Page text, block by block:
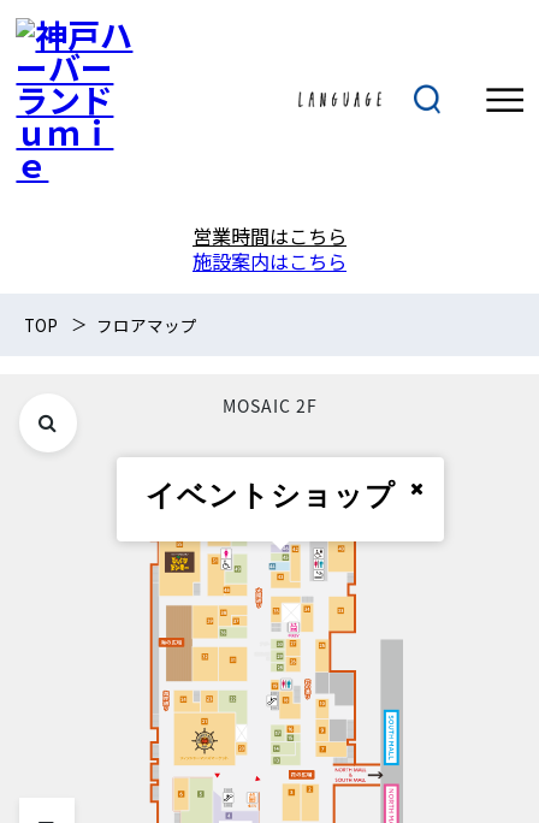
営業時間はこちら
施設案内はこちら
TOP フロアマップ